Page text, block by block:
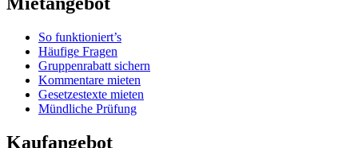
So funktioniert’s
Häufige Fragen
Gruppenrabatt sichern
Kommentare mieten
Gesetzestexte mieten
Mündliche Prüfung
Kaufangebot